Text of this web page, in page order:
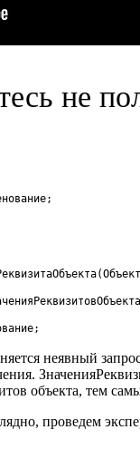
не
;
(Объект
;
неявный
объекта, тем
проведем